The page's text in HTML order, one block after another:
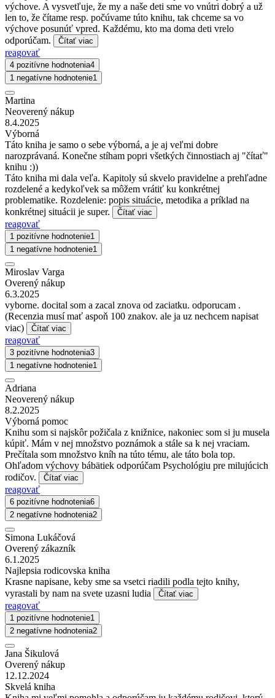
výchove. A vysvetľuje, že my a naše deti sme vo vnútri dobrý a už
len to, že čítame resp. počúvame túto knihu, tak chceme sa vo
výchove posunúť vpred. Každému, kto ma doma deti vrelo
odporúčam.
Čítať viac
reagovať
4 pozitívne hodnotenia4
1 negatívne hodnotenie1
Martina
Neoverený nákup
8.4.2025
Výborná
Táto kniha je samo o sebe výborná, a je aj veľmi dobre
narozprávaná. Konečne stíham popri všetkých činnostiach aj "čítať"
knihu :))
Táto kniha mi dala veľa. Kapitoly sú skvelo pravidelne a prehľadne
rozdelené a kedykoľvek sa môžem vrátiť ku konkrétnej
problematike. Rozdelenie: popis situácie, metodika a príklad na
konkrétnej situácii je super.
Čítať viac
reagovať
1 pozitívne hodnotenie1
1 negatívne hodnotenie1
Miroslav Varga
Overený nákup
6.3.2025
vyborne. docital som a zacal znova od zaciatku. odporucam .
(Recenzia musí mať aspoň 100 znakov. ale ja uz nechcem napisat
viac)
Čítať viac
reagovať
3 pozitívne hodnotenia3
1 negatívne hodnotenie1
Adriana
Neoverený nákup
8.2.2025
Výborná pomoc
Knihu som si najskôr požičala z knižnice, nakoniec som si ju musela
kúpiť. Mám v nej množstvo poznámok a stále sa k nej vraciam.
Prečítala som množstvo kníh na túto tému, ale táto bola top.
Ohľadom výchovy bábätiek odporúčam Psychológiu pre milujúcich
rodičov.
Čítať viac
reagovať
6 pozitívne hodnotenia6
2 negatívne hodnotenia2
Simona Lukáčová
Overený zákazník
6.1.2025
Najlepsia rodicovska kniha
Krasne napisane, keby sme sa vsetci riadili podla tejto knihy,
vyrastali by nam na svete uzasni ludia
Čítať viac
reagovať
1 pozitívne hodnotenie1
2 negatívne hodnotenia2
Jana Šikulová
Overený nákup
12.12.2024
Skvelá kniha